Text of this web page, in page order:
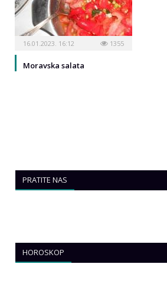
16.01.2023. 16:12 1355
Moravska salata
PRATITE NAS
HOROSKOP